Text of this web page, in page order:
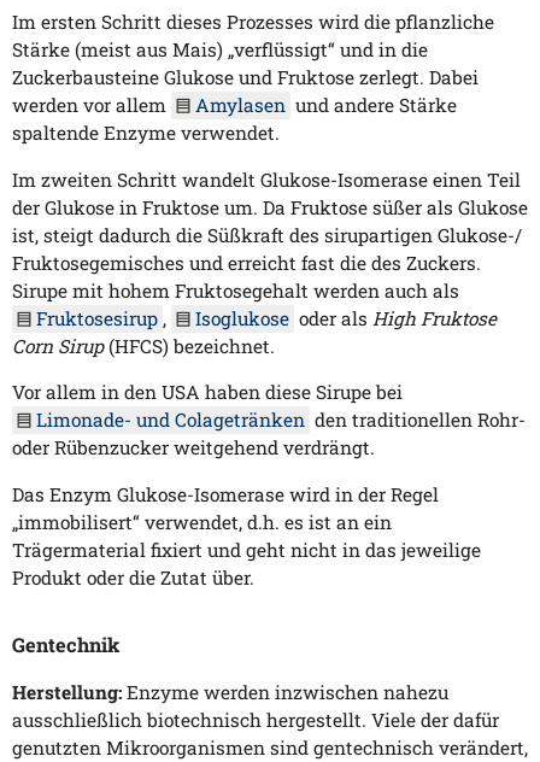
Im ersten Schritt dieses Prozesses wird die pflanzliche
Stärke (meist aus Mais) „verflüssigt“ und in die
Zuckerbausteine Glukose und Fruktose zerlegt. Dabei
werden vor allem
Amylasen und andere Stärke
spaltende Enzyme verwendet.
Im zweiten Schritt wandelt Glukose-Isomerase einen Teil
der Glukose in Fruktose um. Da Fruktose süßer als Glukose
ist, steigt dadurch die Süßkraft des sirupartigen Glukose-/
Fruktosegemisches und erreicht fast die des Zuckers.
Sirupe mit hohem Fruktosegehalt werden auch als
Fruktosesirup , Isoglukose oder als High Fruktose
Corn Sirup(HFCS) bezeichnet.
Vor allem in den USA haben diese Sirupe bei
Limonade- und Colagetränken den traditionellen Rohr-
oder Rübenzucker weitgehend verdrängt.
Das Enzym Glukose-Isomerase wird in der Regel
„immobilisert“ verwendet, d.h. es ist an ein
Trägermaterial fixiert und geht nicht in das jeweilige
Produkt oder die Zutat über.
Gentechnik
Herstellung: Enzyme werden inzwischen nahezu
ausschließlich biotechnisch hergestellt. Viele der dafür
genutzten Mikroorganismen sind gentechnisch verändert,